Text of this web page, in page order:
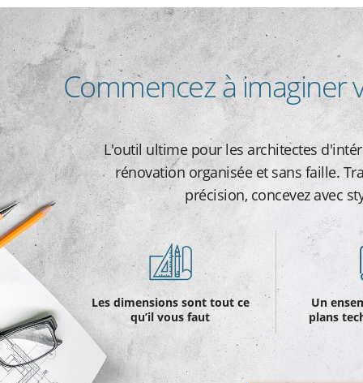
Commencez à imaginer
L'outil ultime pour les architectes
rénovation organisée et sans faille.
précision, concevez avec
Les dimensions sont tout ce
qu’il vous faut
Un
plans